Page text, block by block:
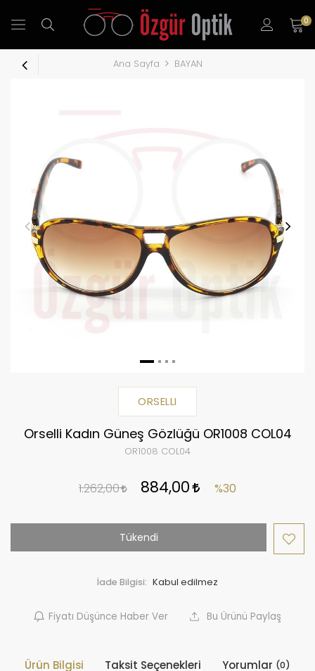
0
Ana Sayfa BAYAN
ORSELLI
Orselli Kadın Güneş Gözlüğü OR1008 COL04
OR1008 COL04
1.262,00 884,00 %30
Tükendi
İade Bilgisi:
Fiyatı Düşünce Haber Ver Bu Ürünü Paylaş
Ürün Bilgisi Taksit Seçenekleri Yorumlar (0)